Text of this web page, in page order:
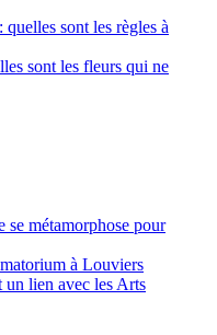
sont les règles à
sont les fleurs qui ne
se métamorphose pour
à Louviers
un lien avec les Arts